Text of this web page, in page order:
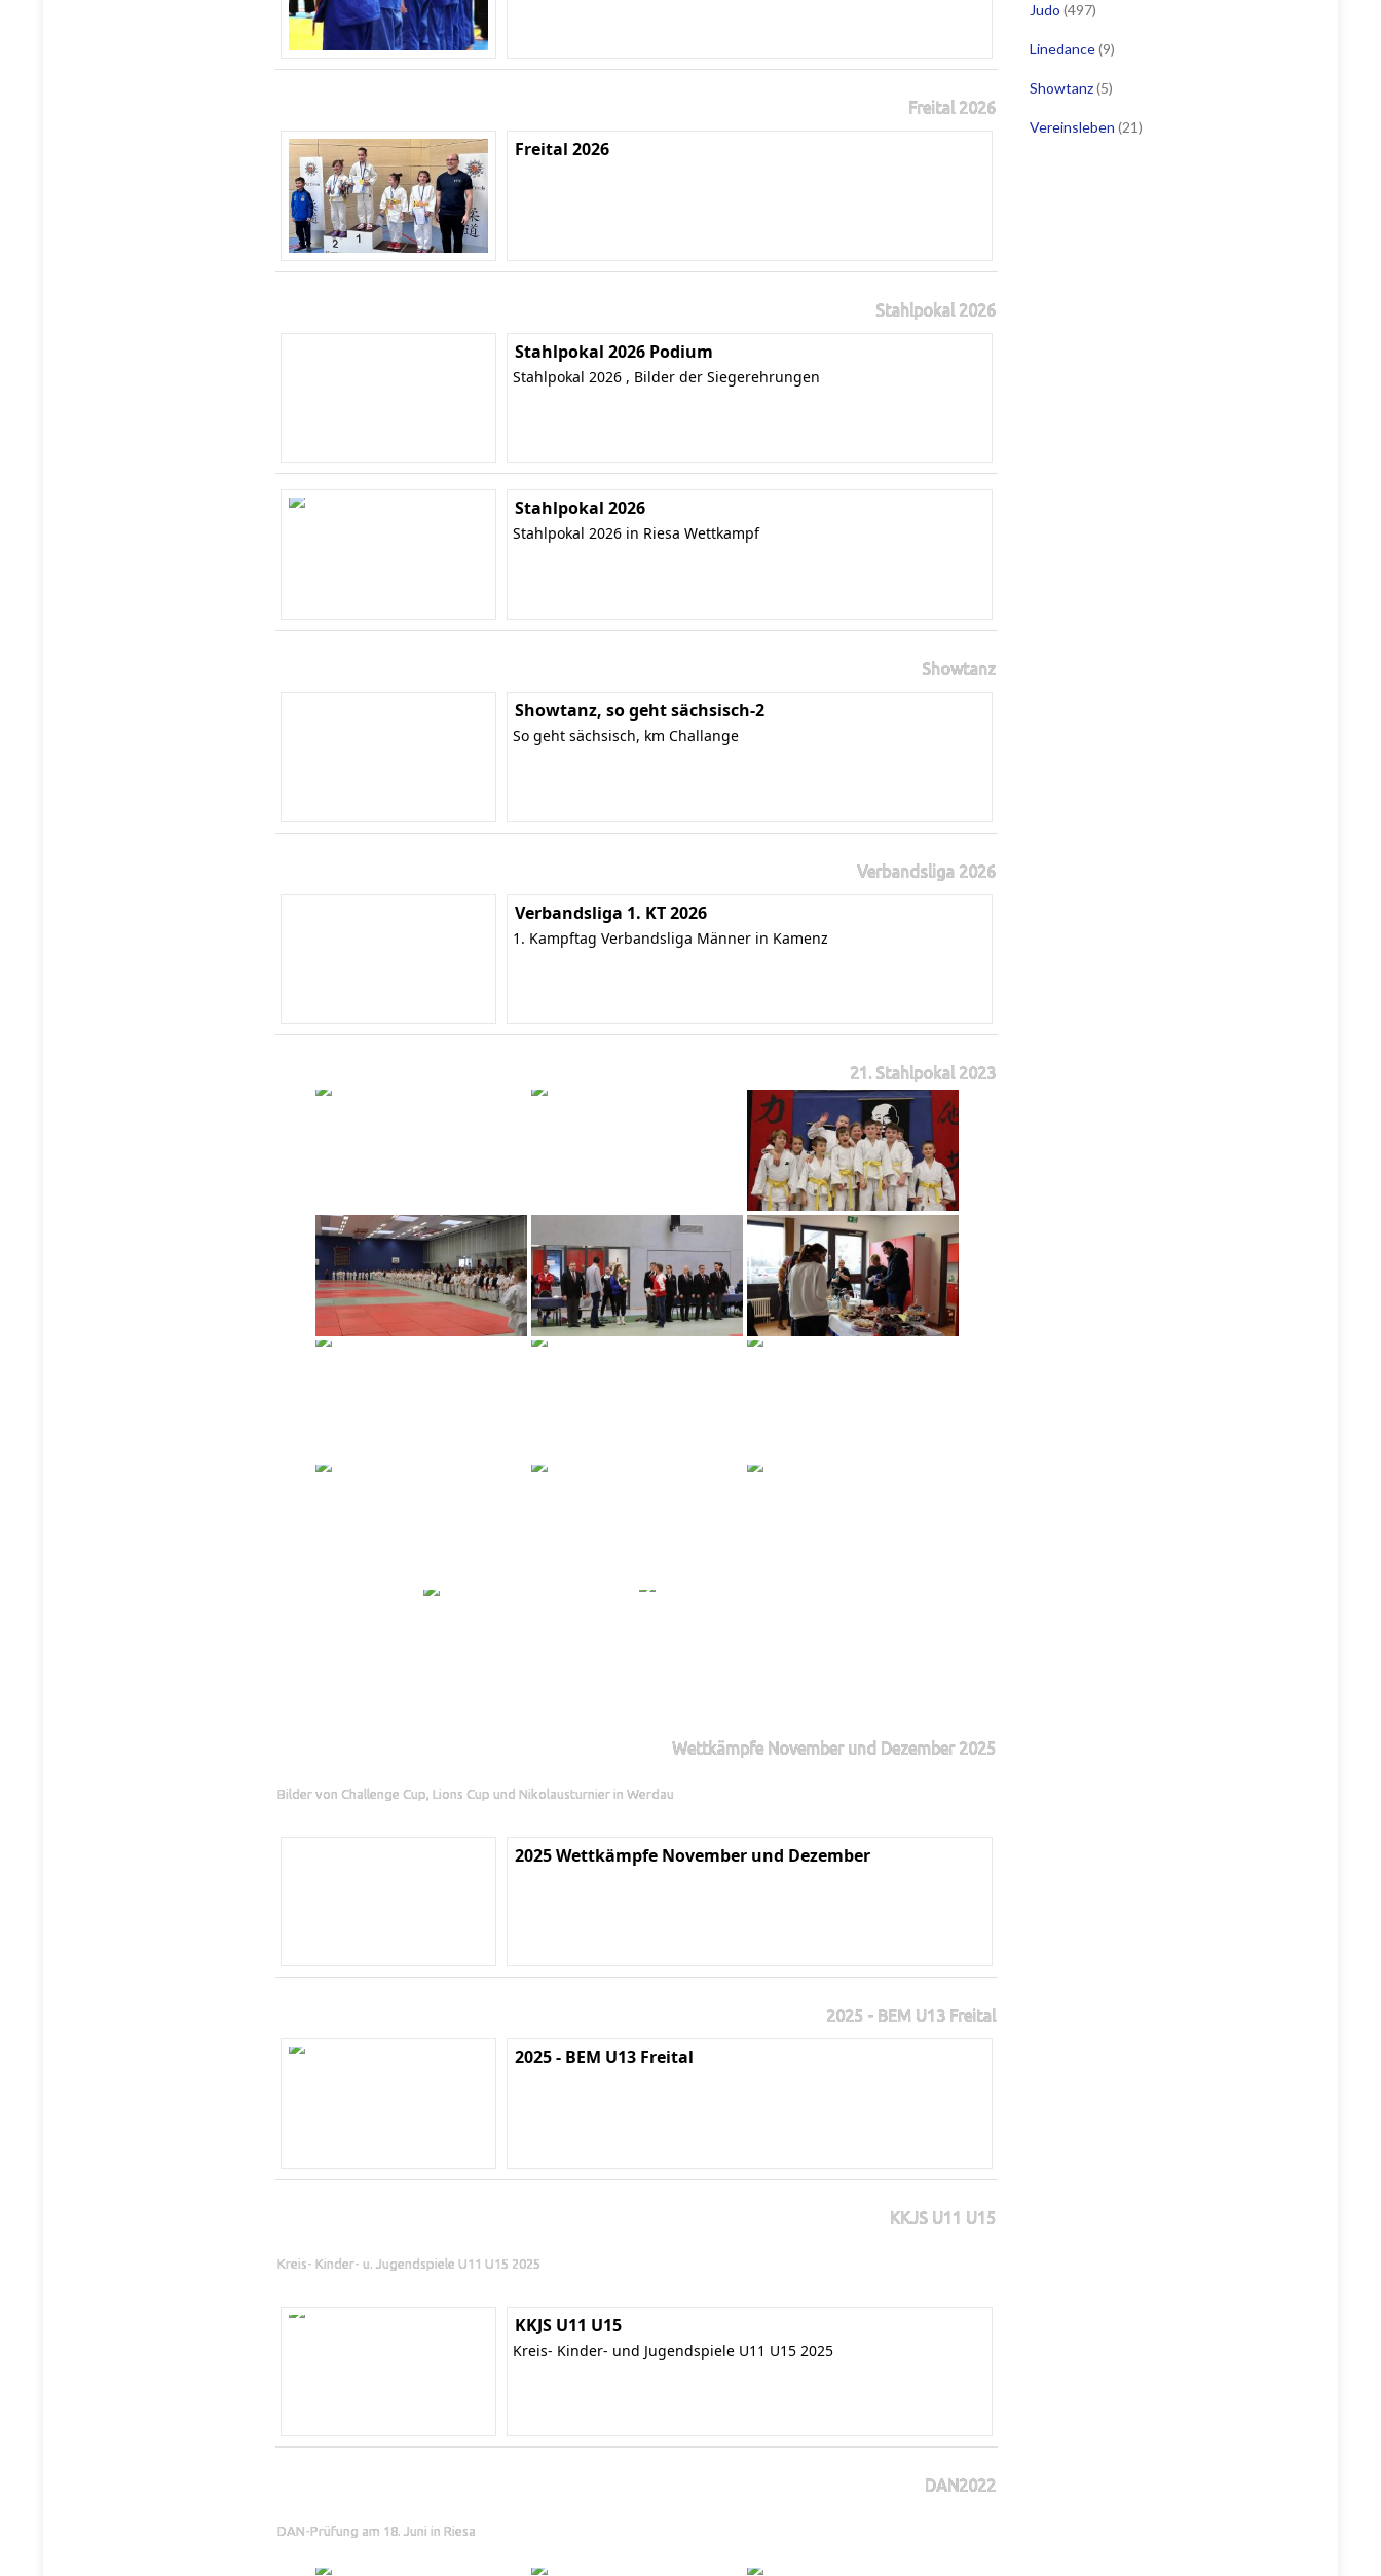
Freital 2026
Freital 2026
Stahlpokal 2026
Stahlpokal 2026 Podium
Stahlpokal 2026 , Bilder der Siegerehrungen
Stahlpokal 2026
Stahlpokal 2026 in Riesa Wettkampf
Showtanz
Showtanz, so geht sächsisch-2
So geht sächsisch, km Challange
Verbandsliga 2026
Verbandsliga 1. KT 2026
1. Kampftag Verbandsliga Männer in Kamenz
21. Stahlpokal 2023
Wettkämpfe November und Dezember 2025
Bilder von Challenge Cup, Lions Cup und Nikolausturnier in Werdau
2025 Wettkämpfe November und Dezember
2025 - BEM U13 Freital
2025 - BEM U13 Freital
KKJS U11 U15
Kreis- Kinder- u. Jugendspiele U11 U15 2025
KKJS U11 U15
Kreis- Kinder- und Jugendspiele U11 U15 2025
DAN2022
DAN-Prüfung am 18. Juni in Riesa
Judo (497)
Linedance(9)
Showtanz(5)
Vereinsleben (21)